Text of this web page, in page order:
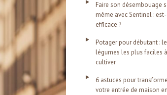
Faire son désembouage
même avec Sentinel :
efficace ?
Potager pour débutant :
légumes les plus faciles à
cultiver
6 astuces pour
votre entrée de maison en